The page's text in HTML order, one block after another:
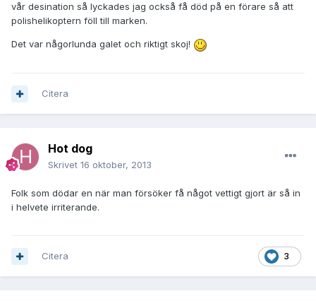
vår desination så lyckades jag också få död på en förare så att
polishelikoptern föll till marken.
Det var någorlunda galet och riktigt skoj!
Citera
Hot dog
Skrivet 16 oktober, 2013
Folk som dödar en när man försöker få något vettigt gjort är så in
i helvete irriterande.
3
Citera